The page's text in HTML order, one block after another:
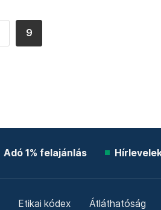
9
Adó 1% felajánlás
Etikai kódex Átláthatóság